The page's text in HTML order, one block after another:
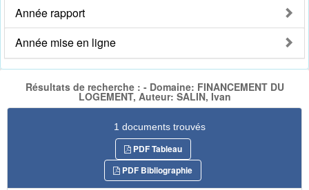
Année rapport
Année mise en ligne
Résultats de recherche : - Domaine: FINANCEMENT DU
LOGEMENT, Auteur: SALIN, Ivan
1 documents trouvés
PDF Tableau
PDF Bibliographie